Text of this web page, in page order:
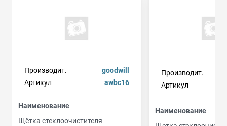
Производит.
goodwill
Артикул
awbc16
Наименование
Щётка стеклоочистителя
Производит.
Артикул
Наименование